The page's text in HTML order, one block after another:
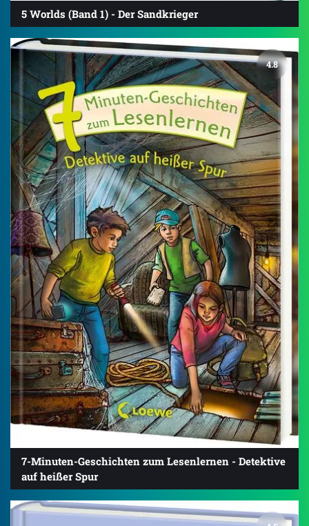
5 Worlds (Band 1) - Der Sandkrieger
4.8
7-Minuten-Geschichten zum Lesenlernen - Detektive
auf heißer Spur